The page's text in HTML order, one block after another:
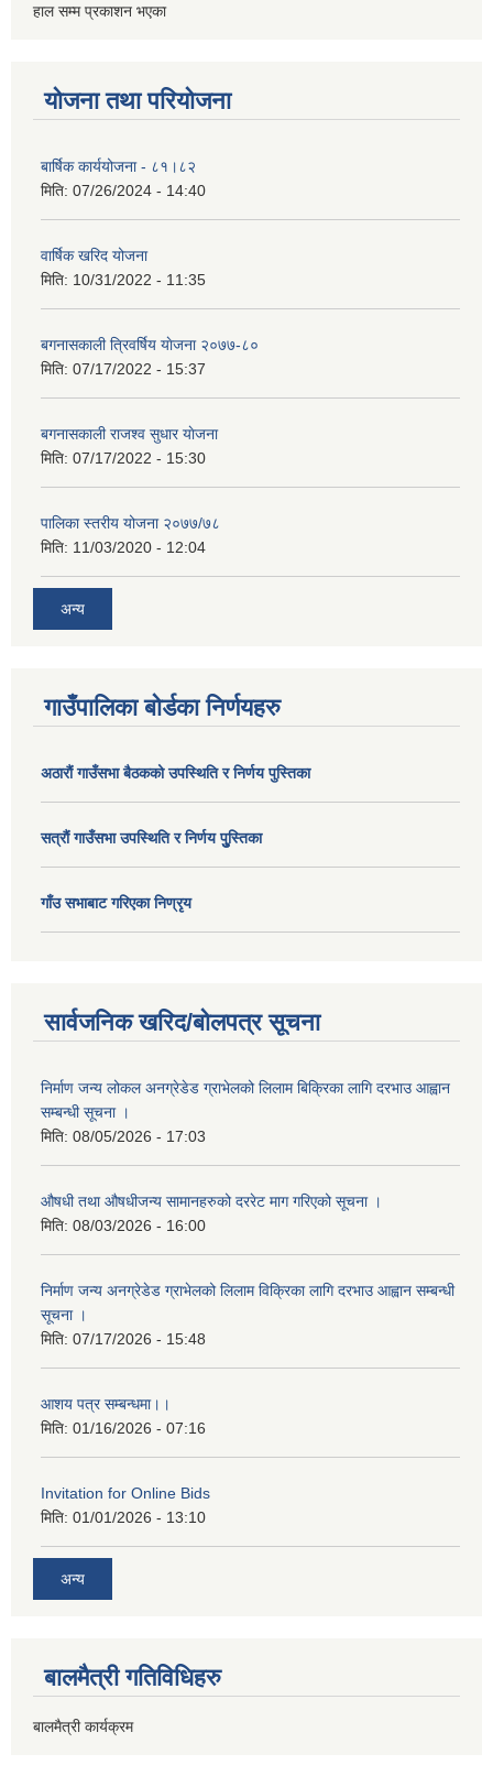
हाल सम्म प्रकाशन भएका
योजना तथा परियोजना
बार्षिक कार्ययोजना - ८१।८२
मिति: 07/26/2024 - 14:40
वार्षिक खरिद योजना
मिति: 10/31/2022 - 11:35
बगनासकाली त्रिवर्षिय याेजना २०७७-८०
मिति: 07/17/2022 - 15:37
बगनासकाली राजश्व सुधार याेजना
मिति: 07/17/2022 - 15:30
पालिका स्तरीय योजना २०७७/७८
मिति: 11/03/2020 - 12:04
अन्य
गाउँपालिका बोर्डका निर्णयहरु
अठाराैं गाउँसभा बैठकको उपस्थिति र निर्णय पुस्तिका
सत्राैं गाउँसभा उपस्थिति र निर्णय पुु्स्तिका
गाँउ सभाबाट गरिएका निण्रृय
सार्वजनिक खरिद/बोलपत्र सूचना
निर्माण जन्य लोकल अनग्रेडेड ग्राभेलको लिलाम बिक्रिका लागि दरभाउ आह्वान
सम्बन्धी सूचना ।
मिति: 08/05/2026 - 17:03
औषधी तथा औषधीजन्य सामानहरुको दररेट माग गरिएको सूचना ।
मिति: 08/03/2026 - 16:00
निर्माण जन्य अनग्रेडेड ग्राभेलको लिलाम विक्रिका लागि दरभाउ आह्वान सम्बन्धी
सूचना ।
मिति: 07/17/2026 - 15:48
आशय पत्र सम्बन्धमा।।
मिति: 01/16/2026 - 07:16
Invitation for Online Bids
मिति: 01/01/2026 - 13:10
अन्य
बालमैत्री गतिविधिहरु
बालमैत्री कार्यक्रम